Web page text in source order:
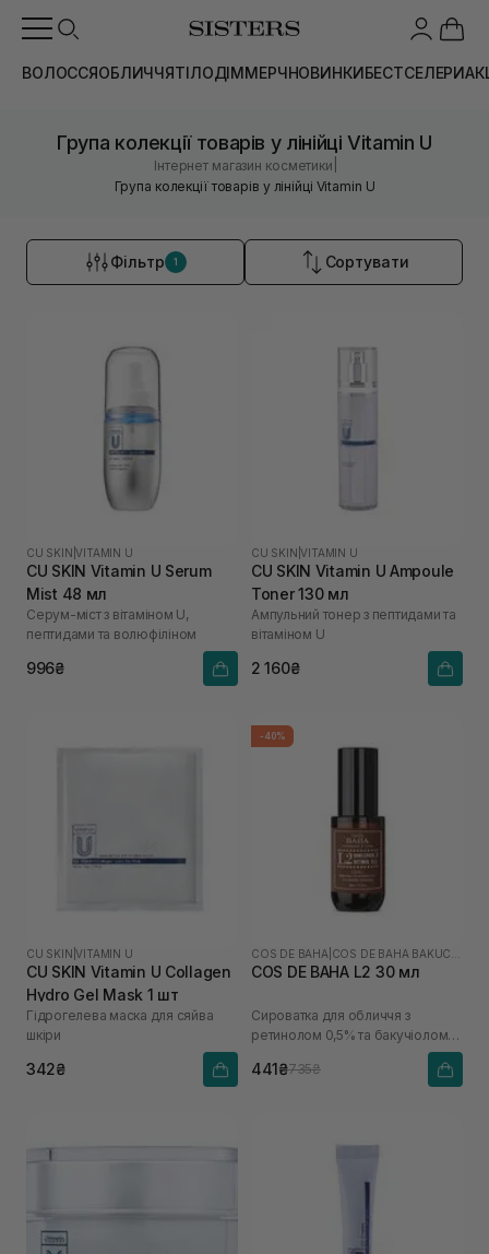
ВОЛОССЯОБЛИЧЧЯТІЛОДІММЕРЧНОВИНКИБЕСТСЕЛЕРИ
Група колекції товарів у лінійці Vitamin U
Інтернет магазин косметики
Група колекції товарів у лінійці Vitamin U
Фільтр 1 Сортувати
CU SKIN |VITAMIN U
CU SKIN Vitamin U Serum
Mist 48 мл
Серум-міст з вітаміном U,
пептидами та волюфіліном
996₴
CU SKIN |VITAMIN U
CU SKIN Vitamin U Ampoule
Toner 130 мл
Ампульний тонер з пептидами та
вітаміном U
2 160₴
CU SKIN |VITAMIN U
CU SKIN Vitamin U Collagen
Hydro Gel Mask 1 шт
Гідрогелева маска для сяйва
шкіри
342₴
-40%
COS DE BAHA
COS DE BAHA L2 30 мл
Сироватка для обличчя з
ретинолом 0,5% та бакучіолом
441₴735₴